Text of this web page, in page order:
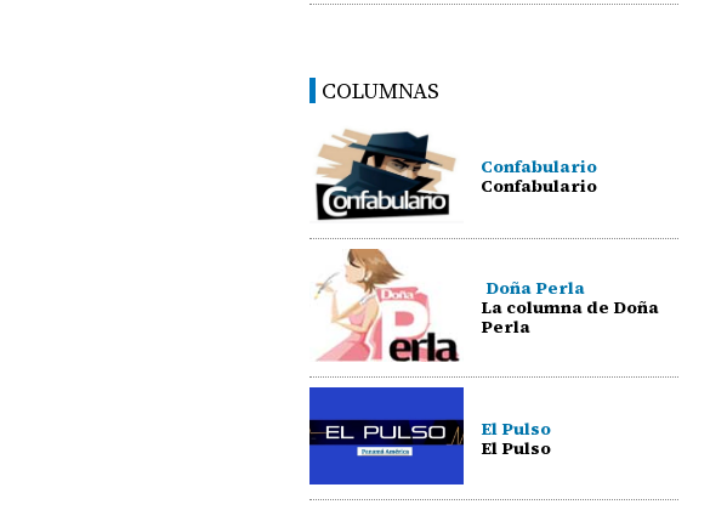
COLUMNAS
Confabulario
Confabulario
Doña Perla
La columna de Doña
Perla
El Pulso
El Pulso